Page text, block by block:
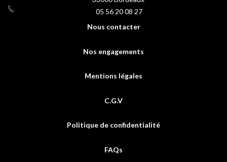
05 56 20 08 27
Nous contacter
Nos engagements
Mentions légales
C.G.V
Politique de confidentialité
FAQs